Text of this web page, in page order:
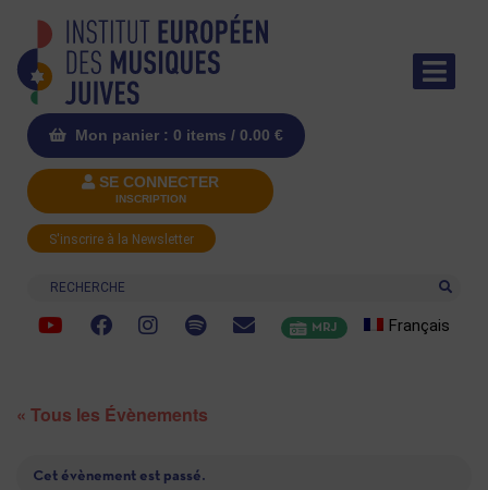
Mon panier : 0 items / 0.00 €
SE CONNECTER
INSCRIPTION
S'inscrire à la Newsletter
Recherche
MRJ Français
« Tous les Évènements
Cet évènement est passé.